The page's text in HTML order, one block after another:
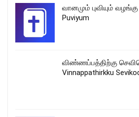
வானமும் புவியும்
Puviyum
விண்ணப்பத்திற்கு
Vinnappathirkku